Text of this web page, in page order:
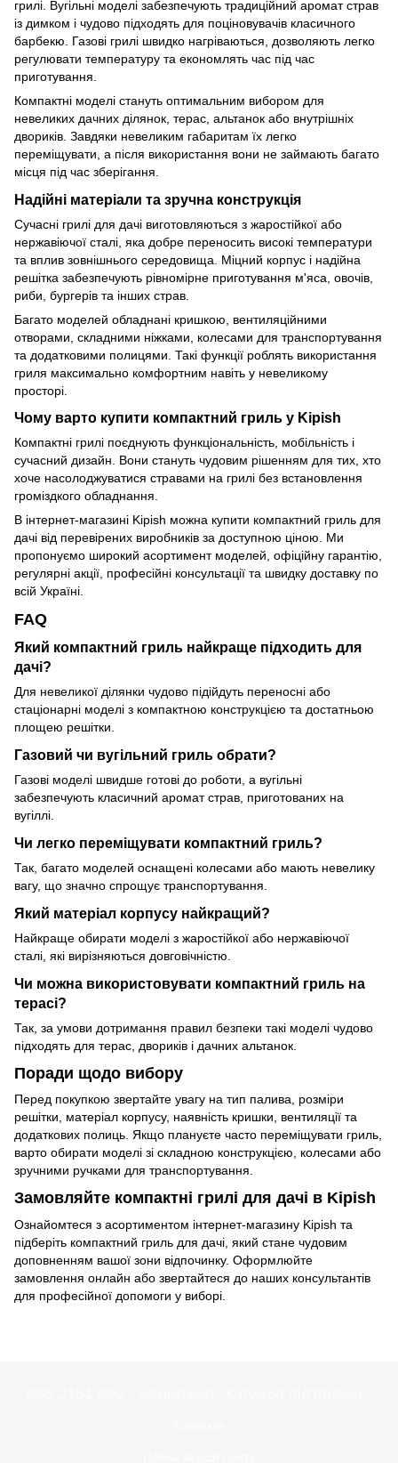
грилі. Вугільні моделі забезпечують традиційний аромат страв
із димком і чудово підходять для поціновувачів класичного
барбекю. Газові грилі швидко нагріваються, дозволяють легко
регулювати температуру та економлять час під час
приготування.
Компактні моделі стануть оптимальним вибором для
невеликих дачних ділянок, терас, альтанок або внутрішніх
двориків. Завдяки невеликим габаритам їх легко
переміщувати, а після використання вони не займають багато
місця під час зберігання.
Надійні матеріали та зручна конструкція
Сучасні грилі для дачі виготовляються з жаростійкої або
нержавіючої сталі, яка добре переносить високі температури
та вплив зовнішнього середовища. Міцний корпус і надійна
решітка забезпечують рівномірне приготування м'яса, овочів,
риби, бургерів та інших страв.
Багато моделей обладнані кришкою, вентиляційними
отворами, складними ніжками, колесами для транспортування
та додатковими полицями. Такі функції роблять використання
гриля максимально комфортним навіть у невеликому
просторі.
Чому варто купити компактний гриль у Kipish
Компактні грилі поєднують функціональність, мобільність і
сучасний дизайн. Вони стануть чудовим рішенням для тих, хто
хоче насолоджуватися стравами на грилі без встановлення
громіздкого обладнання.
В інтернет-магазині Kipish можна купити компактний гриль для
дачі від перевірених виробників за доступною ціною. Ми
пропонуємо широкий асортимент моделей, офіційну гарантію,
регулярні акції, професійні консультації та швидку доставку по
всій Україні.
FAQ
Який компактний гриль найкраще підходить для
дачі?
Для невеликої ділянки чудово підійдуть переносні або
стаціонарні моделі з компактною конструкцією та достатньою
площею решітки.
Газовий чи вугільний гриль обрати?
Газові моделі швидше готові до роботи, а вугільні
забезпечують класичний аромат страв, приготованих на
вугіллі.
Чи легко переміщувати компактний гриль?
Так, багато моделей оснащені колесами або мають невелику
вагу, що значно спрощує транспортування.
Який матеріал корпусу найкращий?
Найкраще обирати моделі з жаростійкої або нержавіючої
сталі, які вирізняються довговічністю.
Чи можна використовувати компактний гриль на
терасі?
Так, за умови дотримання правил безпеки такі моделі чудово
підходять для терас, двориків і дачних альтанок.
Поради щодо вибору
Перед покупкою звертайте увагу на тип палива, розміри
решітки, матеріал корпусу, наявність кришки, вентиляції та
додаткових полиць. Якщо плануєте часто переміщувати гриль,
варто обирати моделі зі складною конструкцією, колесами або
зручними ручками для транспортування.
Замовляйте компактні грилі для дачі в Kipish
Ознайомтеся з асортиментом інтернет-магазину Kipish та
підберіть компактний гриль для дачі, який стане чудовим
доповненням вашої зони відпочинку. Оформлюйте
замовлення онлайн або звертайтеся до наших консультантів
для професійної допомоги у виборі.